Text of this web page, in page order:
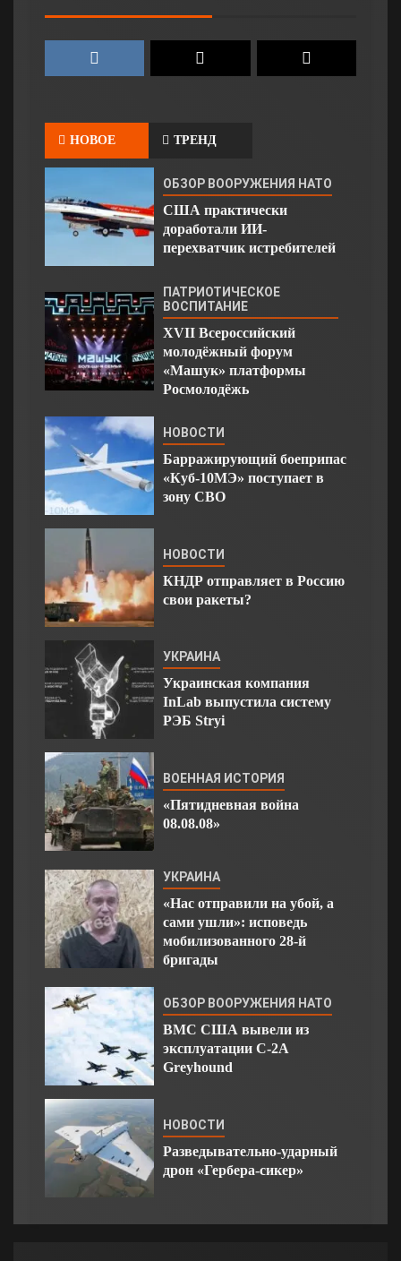
НОВОЕ ТРЕНД
ОБЗОР ВООРУЖЕНИЯ НАТО
США практически
доработали ИИ-
перехватчик истребителей
ПАТРИОТИЧЕСКОЕ
ВОСПИТАНИЕ
XVII Всероссийский
молодёжный форум
«Машук» платформы
Росмолодёжь
НОВОСТИ
Барражирующий боеприпас
«Куб-10МЭ» поступает в
зону СВО
НОВОСТИ
КНДР отправляет в Россию
свои ракеты?
УКРАИНА
Украинская компания
InLab выпустила систему
РЭБ Stryi
ВОЕННАЯ ИСТОРИЯ
«Пятидневная война
08.08.08»
УКРАИНА
«Нас отправили на убой, а
сами ушли»: исповедь
мобилизованного 28-й
бригады
ОБЗОР ВООРУЖЕНИЯ НАТО
ВМС США вывели из
эксплуатации C-2A
Greyhound
НОВОСТИ
Разведывательно-ударный
дрон «Гербера-сикер»